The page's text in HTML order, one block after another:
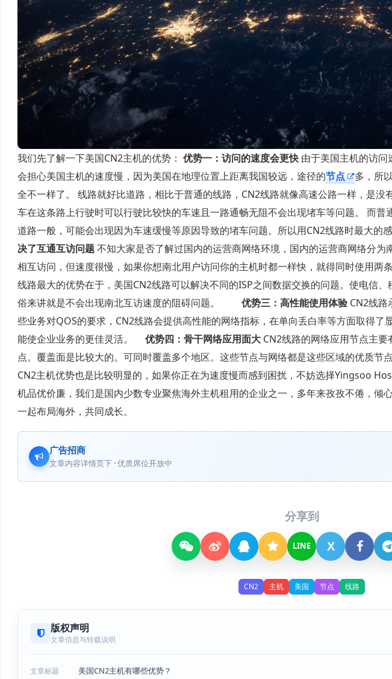
我们先了解一下美国CN2主机的优势： 优势一：访问的速度会更快 由于美国主机的访
会担心美国主机的速度慢，因为美国在地理位置上距离我国较远，途径的节点
多，所
全不一样了。 线路就好比道路，相比于普通的线路，CN2线路就像高速公路一样，是
车在这条路上行驶时可以行驶比较快的车速且一路通畅无阻不会出现堵车等问题。 而
道路一般，可能会出现因为车速缓慢等原因导致的堵车问题。所以用CN2线路时最大的
决了互通互访问题不知大家是否了解过国内的运营商网络环境，国内的运营商网络分
相互访问，但速度很慢，如果你想南北用户访问你的主机时都一样快，就得同时使用两
线路最大的优势在于，美国CN2线路可以解决不同的ISP之间数据交换的问题。使电信
俗来讲就是不会出现南北互访速度的阻碍问题。
优势三：高性能使用体验 CN2线路
些业务对QOS的要求，CN2线路会提供高性能的网络指标，在单向丢白率等方面取得了
能使企业业务的更佳灵活。
优势四：骨干网络应用面大 CN2线路的网络应用节点主
点。覆盖面是比较大的。可同时覆盖多个地区。这些节点与网络都是这些区域的优质节
CN2主机优势也是比较明显的，如果你正在为速度慢而感到困扰，不妨选择Yingsoo
机品优价廉，我们是国内少数专业聚焦海外主机租用的企业之一，多年来孜孜不倦，倾
一起布局海外，共同成长。
广告招商
文章内容详情页下 · 优质席位开放中
分享到
LINE X
CN2 主机 美国 节点 线路
版权声明
文章信息与转载说明
文章标题 美国CN2主机有哪些优势？